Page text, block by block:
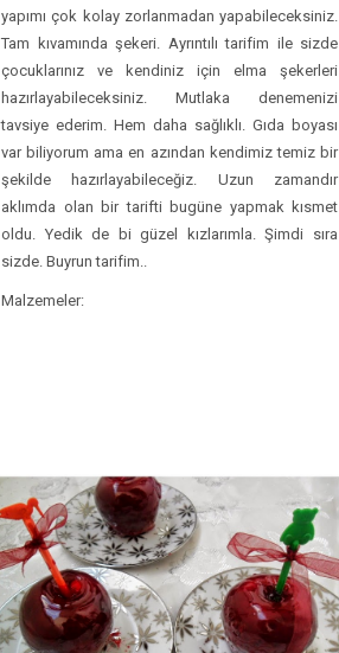
yapımı çok kolay zorlanmadan yapabileceksiniz.
Tam kıvamında şekeri. Ayrıntılı tarifim ile sizde
çocuklarınız ve kendiniz için elma şekerleri
hazırlayabileceksiniz. Mutlaka denemenizi
tavsiye ederim. Hem daha sağlıklı. Gıda boyası
var biliyorum ama en azından kendimiz temiz bir
şekilde hazırlayabileceğiz. Uzun zamandır
aklımda olan bir tarifti bugüne yapmak kısmet
oldu. Yedik de bi güzel kızlarımla. Şimdi sıra
sizde. Buyrun tarifim..
Malzemeler: